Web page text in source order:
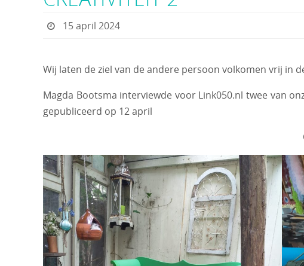
15 april 2024
Wij laten de ziel van de andere persoon volkomen vrij in
Magda Bootsma interviewde voor Link050.nl twee van
gepubliceerd op 12 april